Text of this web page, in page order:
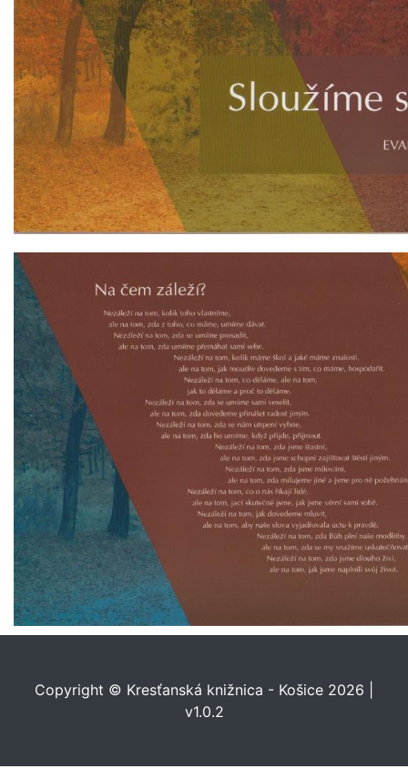
Copyright © Kresťanská knižnica - Košice 2026 |
v1.0.2